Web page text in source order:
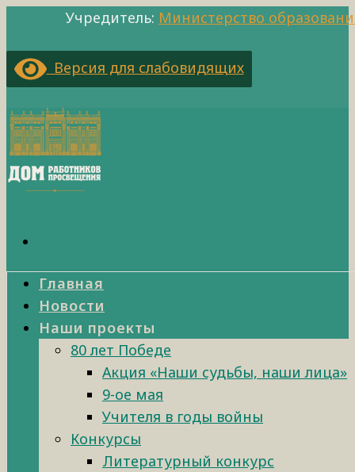
Учредитель: Министерство
Версия для слабовидящих
Главная
Новости
Наши проекты
80 лет Победе
Акция «Наши судьбы, наши лица»
9-ое мая
Учителя в годы войны
Конкурсы
Литературный конкурс